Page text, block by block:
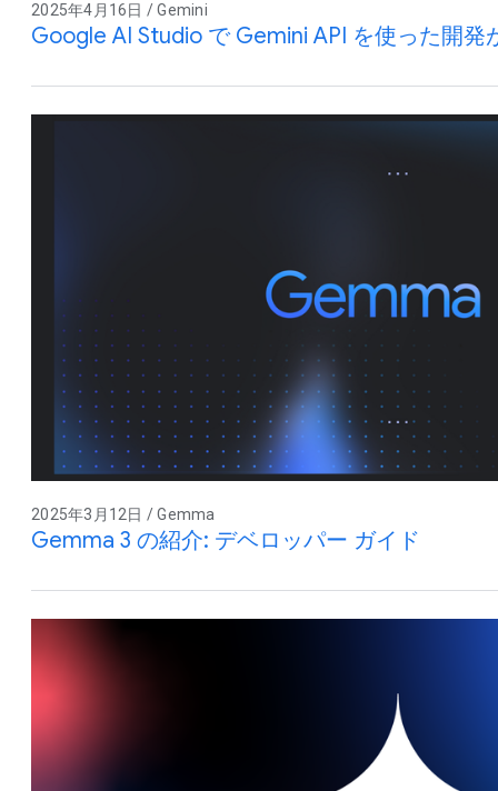
2025年4月16日 / Gemini
Google AI Studio で Gemini API を使った開発
2025年3月12日 / Gemma
Gemma 3 の紹介: デベロッパー ガイド